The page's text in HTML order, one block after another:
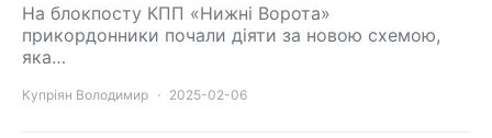
На блокпосту КПП «Нижні Ворота»
прикордонники почали діяти за новою схемою,
яка…
Купріян Володимир 2025-02-06